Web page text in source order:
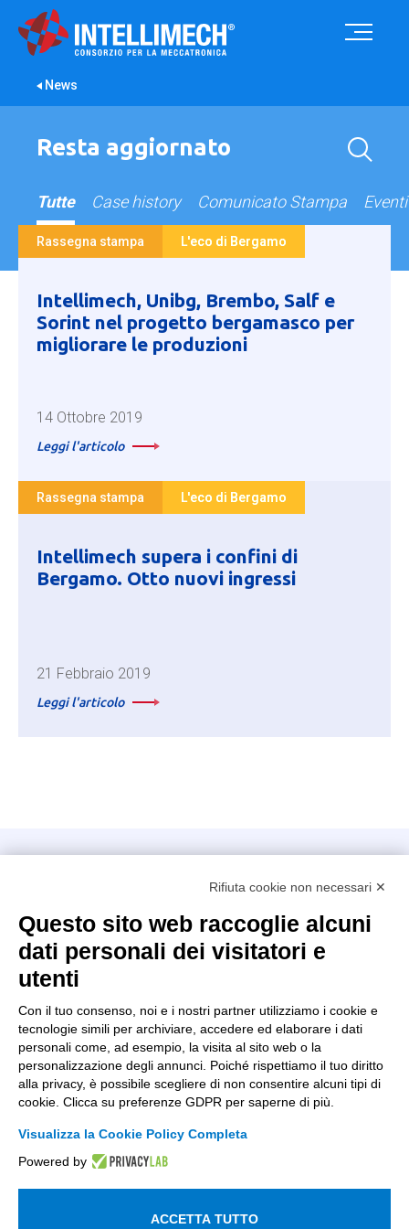
News
Resta aggiornato
Tutte Case history Comunicato Stampa Eventi
Rassegna stampa L'eco di Bergamo
Intellimech, Unibg, Brembo, Salf e
Sorint nel progetto bergamasco per
migliorare le produzioni
14 Ottobre 2019
Leggi l'articolo
Rassegna stampa L'eco di Bergamo
Intellimech supera i confini di
Bergamo. Otto nuovi ingressi
21 Febbraio 2019
Leggi l'articolo
Kilometro Rosso innovation district
+39 035 0690366
info@intellimech.it
Copyright 2026, P.iva 03388700167
Seguici su
Lavora con noi
Rifiuta cookie non necessari ✕
Questo sito web raccoglie alcuni
dati personali dei visitatori e
utenti
Con il tuo consenso, noi e i nostri partner utilizziamo i cookie e
tecnologie simili per archiviare, accedere ed elaborare i dati
personali come, ad esempio, la visita al sito web o la
personalizzazione degli annunci. Poiché rispettiamo il tuo diritto
alla privacy, è possibile scegliere di non consentire alcuni tipi di
cookie. Clicca su preferenze GDPR per saperne di più.
Visualizza la Cookie Policy Completa
Powered by
ACCETTA TUTTO